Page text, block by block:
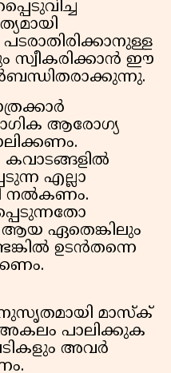
ഈ
ആരോഗ്യ
എല്ലാ
നൽകണം.
ആയ ഏതെങ്കിലും
ഉടൻതന്നെ
മാസ്‌ക്
പാലിക്കുക
അവർ